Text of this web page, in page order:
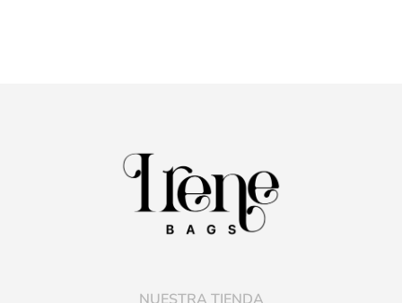
NUESTRA TIENDA